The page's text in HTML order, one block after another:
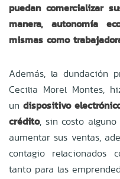
puedan comercializar
manera, autonomía
mismas como
Además, la dundación
Cecilia Morel Montes,
undispositivo
crédito, sin costo
aumentar sus ventas,
contagio relacionados
tanto para las